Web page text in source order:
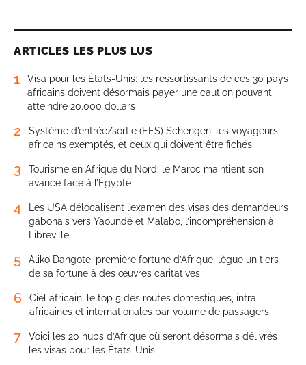
ARTICLES LES PLUS LUS
1
Visa pour les États-Unis: les ressortissants de ces 30 pays
africains doivent désormais payer une caution pouvant
atteindre 20.000 dollars
2
Système d’entrée/sortie (EES) Schengen: les voyageurs
africains exemptés, et ceux qui doivent être fichés
3
Tourisme en Afrique du Nord: le Maroc maintient son
avance face à l’Égypte
4
Les USA délocalisent l’examen des visas des demandeurs
gabonais vers Yaoundé et Malabo, l’incompréhension à
Libreville
5
Aliko Dangote, première fortune d’Afrique, lègue un tiers
de sa fortune à des œuvres caritatives
6
Ciel africain: le top 5 des routes domestiques, intra-
africaines et internationales par volume de passagers
7
Voici les 20 hubs d’Afrique où seront désormais délivrés
les visas pour les États-Unis